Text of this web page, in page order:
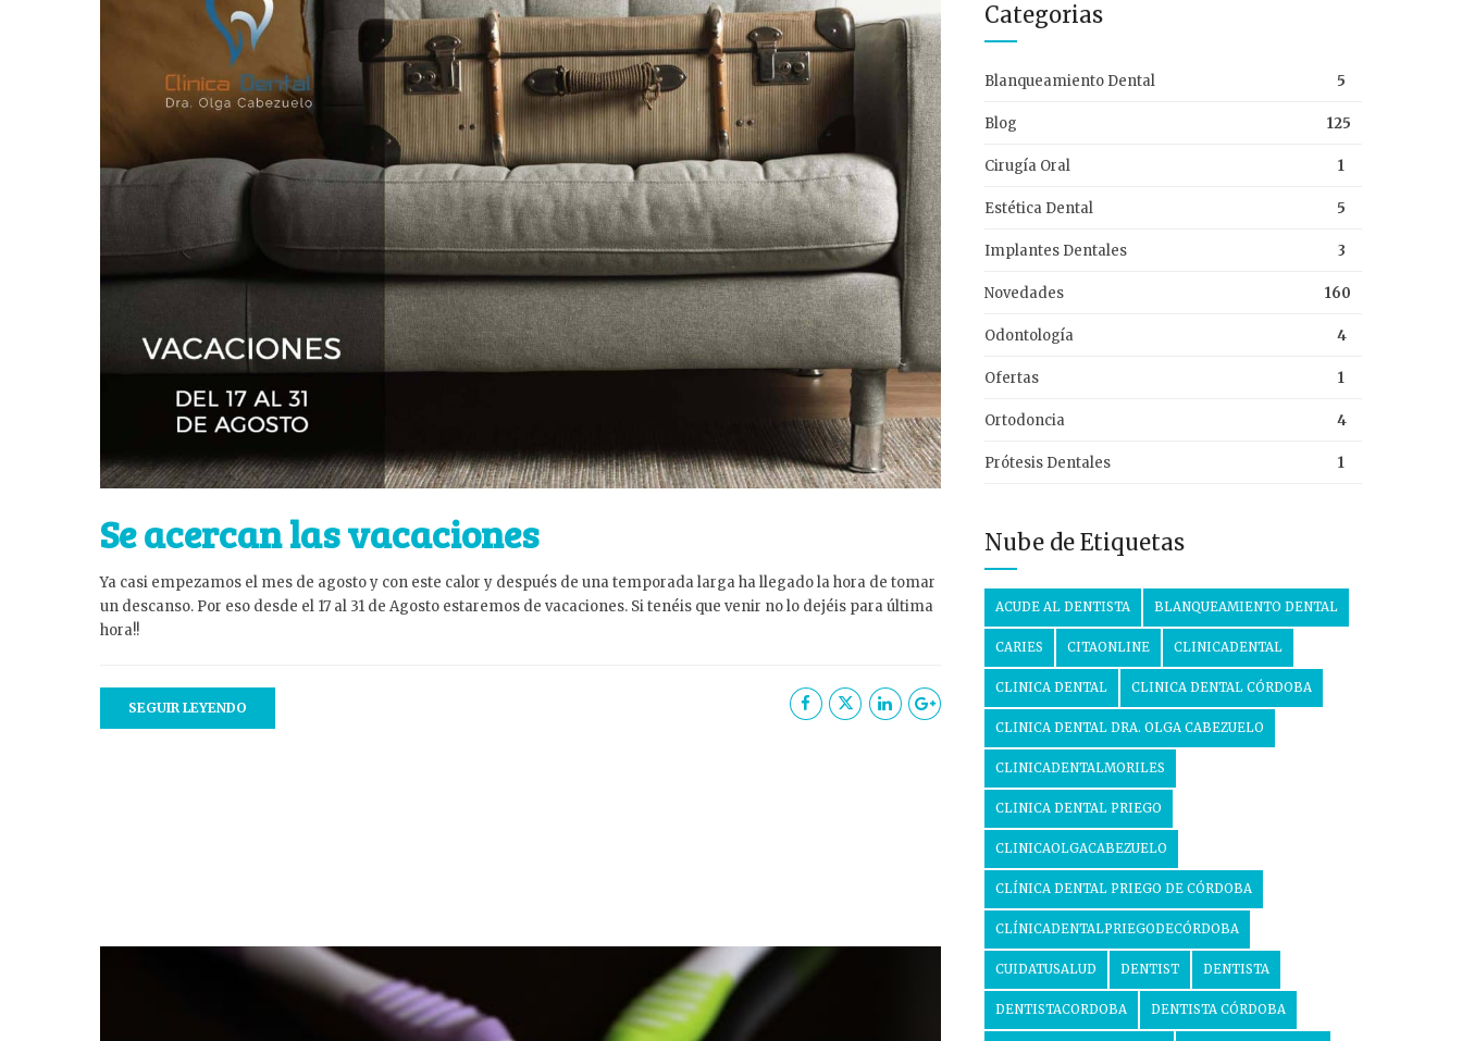
Se acercan las vacaciones
Ya casi empezamos el mes de agosto y con este calor y después de una temporada larga ha llegado la hora de tomar
un descanso. Por eso desde el 17 al 31 de Agosto estaremos de vacaciones. Si tenéis que venir no lo dejéis para última
hora!!
SEGUIR LEYENDO
Categorias
Blanqueamiento Dental 5
Blog 125
Cirugía Oral 1
Estética Dental 5
Implantes Dentales 3
Novedades 160
Odontología 4
Ofertas 1
Ortodoncia 4
Prótesis Dentales 1
Nube de Etiquetas
ACUDE AL DENTISTA BLANQUEAMIENTO DENTAL
CARIES CITAONLINE CLINICADENTAL
CLINICA DENTAL CLINICA DENTAL CÓRDOBA
CLINICA DENTAL DRA. OLGA CABEZUELO
CLINICADENTALMORILES
CLINICA DENTAL PRIEGO
CLINICAOLGACABEZUELO
CLÍNICA DENTAL PRIEGO DE CÓRDOBA
CLÍNICADENTALPRIEGODECÓRDOBA
CUIDATUSALUD DENTIST DENTISTA
DENTISTACORDOBA DENTISTA CÓRDOBA